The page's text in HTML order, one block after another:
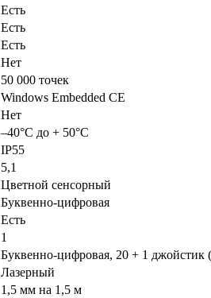
Есть
Есть
Есть
Нет
50 000 точек
Windows Embedded CE
Нет
–40°C до + 50°C
IP55
5,1
Цветной сенсорный
Буквенно-цифровая
Есть
1
Буквенно-цифровая, 20 + 1
Лазерный
1,5 мм на 1,5 м